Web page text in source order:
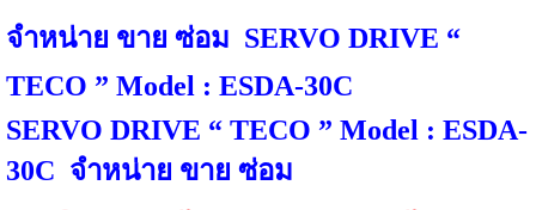
จำหน่าย ขาย ซ่อม SERVO DRIVE “
TECO ” Model : ESDA-30C
SERVO DRIVE “ TECO ” Model : ESDA-
30C จำหน่าย ขาย ซ่อม